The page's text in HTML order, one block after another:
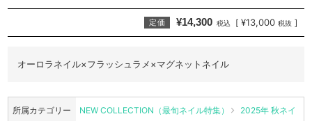
定価 ¥14,300 税込 [ ¥13,000 税抜 ]
オーロラネイル×フラッシュラメ×マグネットネイル
所属カテゴリー NEW COLLECTION（最旬ネイル特集）
2025年 秋ネイ